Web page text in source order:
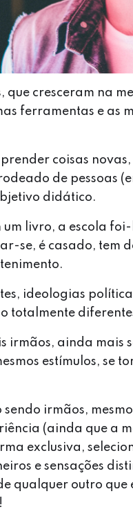
cresceram na
ferramentas e as
coisas
de pessoas
didático.
livro, a escola
se, é casado, tem
ideologias
totalmente
irmãos, ainda mais
estímulos, se
irmãos,
(ainda que a
exclusiva,
e sensações
qualquer outro que